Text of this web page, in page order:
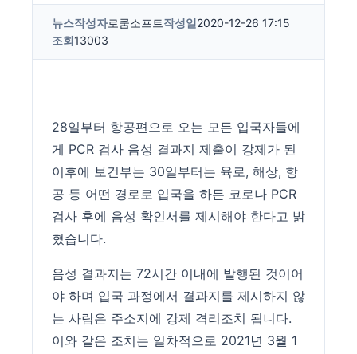
뉴스작성자로쿰소프트작성일2020-12-26 17:15
조회13003
28일부터 항공편으로 오는 모든 입국자들에
게 PCR 검사 음성 결과지 제출이 강제가 된
이후에 보건부는 30일부터는 육로, 해상, 항
공 등 어떤 경로로 입국을 하든 코로나 PCR
검사 후에 음성 확인서를 제시해야 한다고 밝
혔습니다.
음성 결과지는 72시간 이내에 발행된 것이어
야 하며 입국 과정에서 결과지를 제시하지 않
는 사람은 주소지에 강제 격리조치 됩니다.
이와 같은 조치는 일차적으로 2021년 3월 1